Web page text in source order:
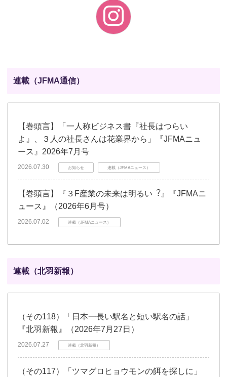
連載（JFMA通信）
【巻頭言】「一人称ビジネス書『社長はつらい
よ』、３人の社長さんは花業界から」『JFMAニュ
ース』2026年7月号
2026.07.30 お知らせ 連載（JFMAニュース）
【巻頭言】『３F産業の未来は明るい︖』『JFMAニ
ュース』（2026年6月号）
2026.07.02 連載（JFMAニュース）
連載（北羽新報）
（その118）「日本一長い駅名と短い駅名の話」
『北羽新報』（2026年7月27日）
2026.07.27 連載（北羽新報）
（その117）「ツマグロヒョウモンの餌を探しに」